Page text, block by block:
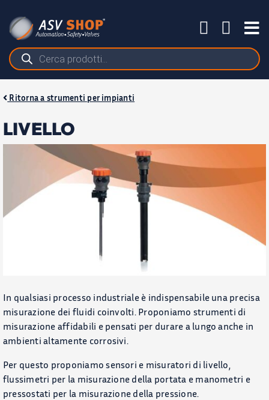
contenuto
Ricerca
prodotti
PRODOTTI
BLOG
Chi Siamo
CONTATTACI
Ritorna a strumenti per impianti
LIVELLO
In qualsiasi processo industriale è indispensabile una precisa
misurazione dei fluidi coinvolti. Proponiamo strumenti di
misurazione affidabili e pensati per durare a lungo anche in
ambienti altamente corrosivi.
Per questo proponiamo sensori e misuratori di livello,
flussimetri per la misurazione della portata e manometri e
pressostati per la misurazione della pressione.